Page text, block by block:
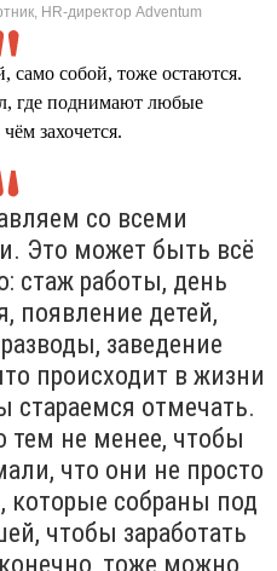
HR-директор Adventum
собой, тоже остаются.
где поднимают любые
захочется.
со всеми
Это может быть всё
стаж работы, день
появление детей,
заведение
происходит в жизни
стараемся отмечать.
тем не менее, чтобы
что они не просто
которые собраны под
чтобы заработать
тоже можно,